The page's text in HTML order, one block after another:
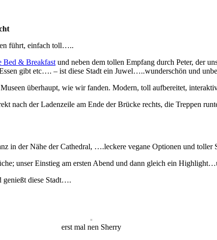
führt, einfach toll…..
Bed & Breakfast und neben dem tollen Empfang durch Peter, der
gibt etc…. – ist diese Stadt ein Juwel…..wunderschön und
überhaupt, wie wir fanden. Modern, toll aufbereitet,
nach der Ladenzeile am Ende der Brücke rechts, die Treppen
in der Nähe der Cathedral, ….leckere vegane Optionen und toller
unser Einstieg am ersten Abend und dann gleich ein
genießt diese Stadt….
erst mal nen Sherry